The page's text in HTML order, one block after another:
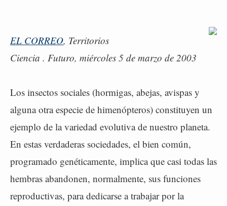
EL CORREO, Territorios
Ciencia . Futuro, miércoles 5 de marzo de 2003
Los insectos sociales (hormigas, abejas, avispas y
alguna otra especie de himenópteros) constituyen un
ejemplo de la variedad evolutiva de nuestro planeta.
En estas verdaderas sociedades, el bien común,
programado genéticamente, implica que casi todas las
hembras abandonen, normalmente, sus funciones
reproductivas, para dedicarse a trabajar por la